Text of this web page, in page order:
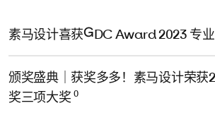
素马设计喜获GDC Award 2023 专
颁奖盛典｜获奖多多！素马设计荣获
奖三项大奖 0